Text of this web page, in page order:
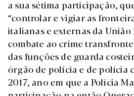
a sua sétima participação,
“controlar e vigiar as
italianas e externas da União
combate ao crime
das funções de guarda
órgão de polícia e de polícia
2017, ano em que a Polícia